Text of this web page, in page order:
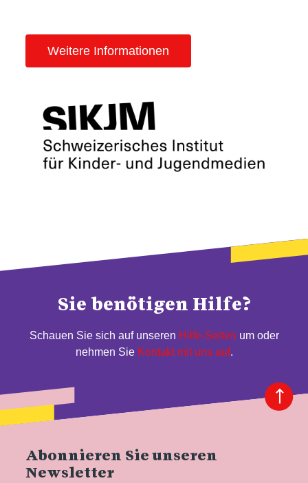
Weitere Informationen
Sie benötigen Hilfe?
Schauen Sie sich auf unseren Hilfe-Seiten um oder
nehmen Sie Kontakt mit uns auf.
Abonnieren Sie unseren
Newsletter